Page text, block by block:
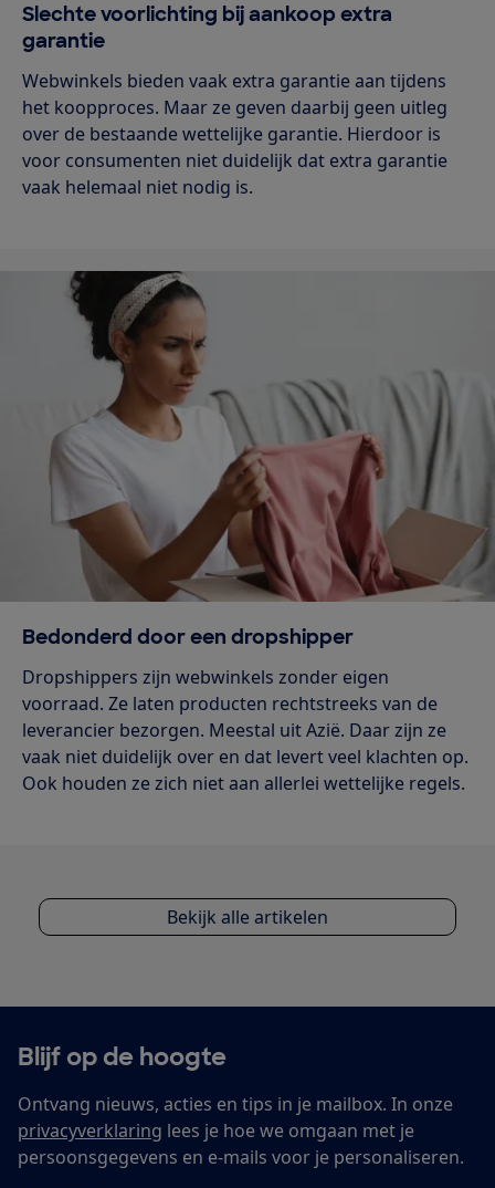
Slechte voorlichting bij aankoop extra
garantie
Webwinkels bieden vaak extra garantie aan tijdens
het koopproces. Maar ze geven daarbij geen uitleg
over de bestaande wettelijke garantie. Hierdoor is
voor consumenten niet duidelijk dat extra garantie
vaak helemaal niet nodig is.
Bedonderd door een dropshipper
Dropshippers zijn webwinkels zonder eigen
voorraad. Ze laten producten rechtstreeks van de
leverancier bezorgen. Meestal uit Azië. Daar zijn ze
vaak niet duidelijk over en dat levert veel klachten op.
Ook houden ze zich niet aan allerlei wettelijke regels.
Bekijk alle artikelen
Blijf op de hoogte
Ontvang nieuws, acties en tips in je mailbox. In onze
privacyverklaring lees je hoe we omgaan met je
persoonsgegevens en e-mails voor je personaliseren.